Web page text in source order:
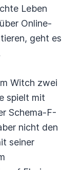
Leben
Online-
geht es
Witch zwei
spielt mit
Schema-F-
nicht den
seiner